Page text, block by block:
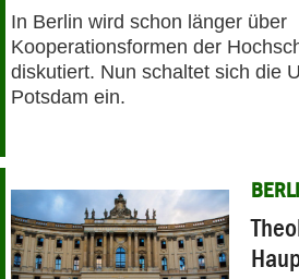
In Berlin wird schon länger über
Kooperationsformen der
diskutiert. Nun schaltet sich die
Potsdam ein.